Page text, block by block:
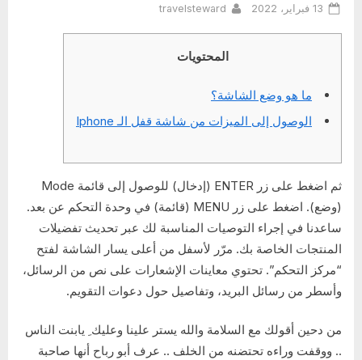
Posted
13 فبراير، 2022 By
travelsteward
المحتويات
ما هو وضع الشاشة؟
الوصول إلى الميزات من شاشة قفل الـ Iphone
ثم اضغط على زر ENTER (إدخال) للوصول إلى قائمة Mode
(وضع). اضغط على زر MENU (قائمة) في وحدة التحكم عن بعد.
ساعدنا في إجراء التوصيات المناسبة لك عبر تحديث تفضيلات
المنتجات الخاصة بك. مرّر لأسفل من أعلى يسار الشاشة لفتح
“مركز التحكم”. تحتوي معاينات الإشعارات على نص من الرسائل،
وأسطر من رسائل البريد، وتفاصيل حول دعوات التقويم.
من دحين أقولك مع السلامة والله يستر علينا وعليك ِ يابنت الناس
.. ووقفت وراءه تحتضنه من الخلف .. عرف أبو رباح أنها صاحبة